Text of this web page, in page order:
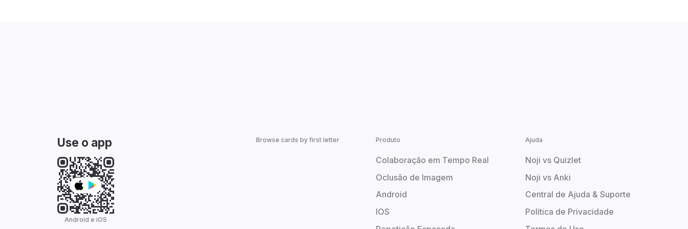
Use o app
Android e iOS
Browse cards by first letter Produto
Colaboração em Tempo Real
Oclusão de Imagem
Android
IOS
Ajuda
Noji vs Quizlet
Noji vs Anki
Central de Ajuda & Suporte
Política de Privacidade